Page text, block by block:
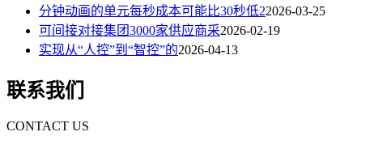
分钟动画的单元每秒成本可能比30秒低22026-03-25
可间接对接集团3000家供应商采2026-02-19
实现从“人控”到“智控”的2026-04-13
联系我们
CONTACT US